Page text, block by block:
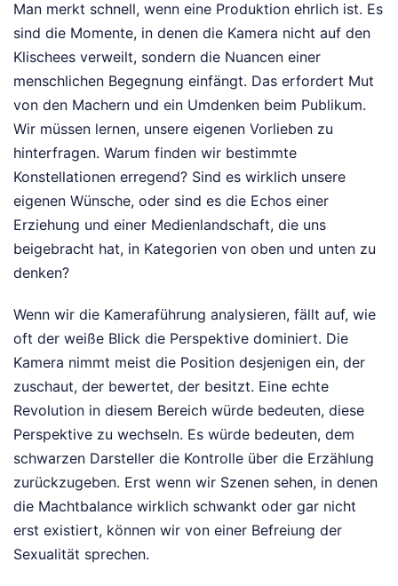
Man merkt schnell, wenn eine Produktion ehrlich ist. Es
sind die Momente, in denen die Kamera nicht auf den
Klischees verweilt, sondern die Nuancen einer
menschlichen Begegnung einfängt. Das erfordert Mut
von den Machern und ein Umdenken beim Publikum.
Wir müssen lernen, unsere eigenen Vorlieben zu
hinterfragen. Warum finden wir bestimmte
Konstellationen erregend? Sind es wirklich unsere
eigenen Wünsche, oder sind es die Echos einer
Erziehung und einer Medienlandschaft, die uns
beigebracht hat, in Kategorien von oben und unten zu
denken?
Wenn wir die Kameraführung analysieren, fällt auf, wie
oft der weiße Blick die Perspektive dominiert. Die
Kamera nimmt meist die Position desjenigen ein, der
zuschaut, der bewertet, der besitzt. Eine echte
Revolution in diesem Bereich würde bedeuten, diese
Perspektive zu wechseln. Es würde bedeuten, dem
schwarzen Darsteller die Kontrolle über die Erzählung
zurückzugeben. Erst wenn wir Szenen sehen, in denen
die Machtbalance wirklich schwankt oder gar nicht
erst existiert, können wir von einer Befreiung der
Sexualität sprechen.